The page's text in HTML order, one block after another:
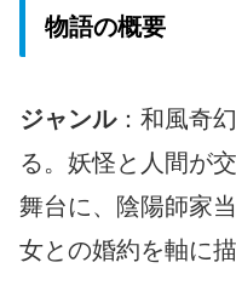
物語の概要
ジャンル：和風奇
る。妖怪と人間が
舞台に、陰陽師家
女との婚約を軸に